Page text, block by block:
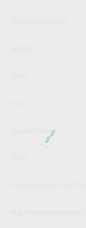
Deutschland